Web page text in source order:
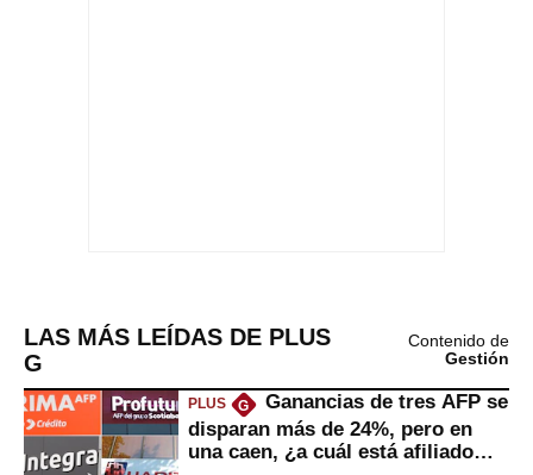
LAS MÁS LEÍDAS DE PLUS
G
Contenido de
Gestión
PLUS G
Ganancias de tres AFP se
disparan más de 24%, pero en
una caen, ¿a cuál está afiliado